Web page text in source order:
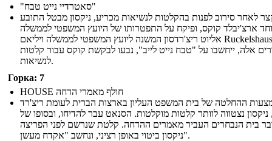
"סאטרדיי נייט טבח"
לאחר סירוב לפנות בהקלטות לנשיאות מכריע, ניקסון מבטל התובע
ארצ'יבלד קוקס, ופיקח על התפטרותו של היועץ המשפטי לממשלה
אליוט ריצ'רדסון המשנה ליועץ המשפטי לממשלה ויליאם Ruckelshaus.
אלה, ייחשבו על "טבח נייט לייב", נבעו לבקשת קוקס עבור קלטות
לנשיאות.
Горка: 7
HOUSE חולף מאמרי הדחה
ההחלטה של ​​בית המשפט העליון בארצות הברית לעומת ריצ'רד
ניקסון נצטווה לוותר קלטות מוקלטות. הסנאט עבר להדיחו, ובסופו של
בית הנבחרים העביר מאמרים ההדחה. קלטת שנרשם לפני הפריצה
ניקסון ביטוי באופן רציני, ונחשב "אקדח מעשן".